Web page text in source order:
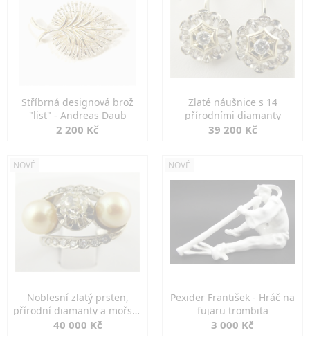
Stříbrná designová brož
"list" - Andreas Daub
2 200 Kč
Zlaté náušnice s 14
přírodními diamanty
39 200 Kč
NOVÉ
Noblesní zlatý prsten,
přírodní diamanty a mořské
perly
40 000 Kč
NOVÉ
Pexider František - Hráč na
fujaru trombita
3 000 Kč